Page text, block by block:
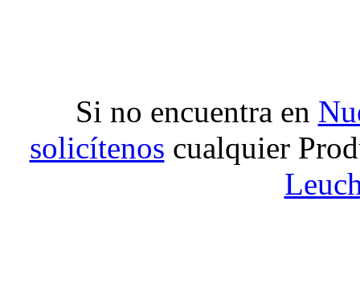
Si no encuentra en
solicítenos cualquier